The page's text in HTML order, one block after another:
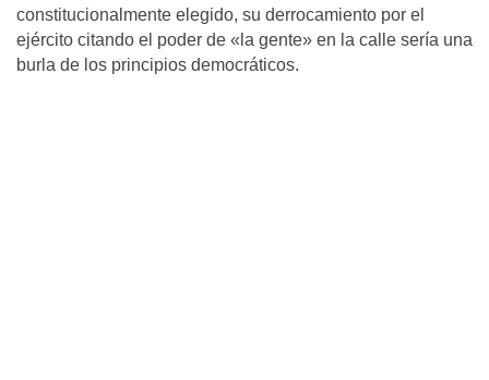
constitucionalmente elegido, su derrocamiento por el
ejército citando el poder de «la gente» en la calle sería una
burla de los principios democráticos.